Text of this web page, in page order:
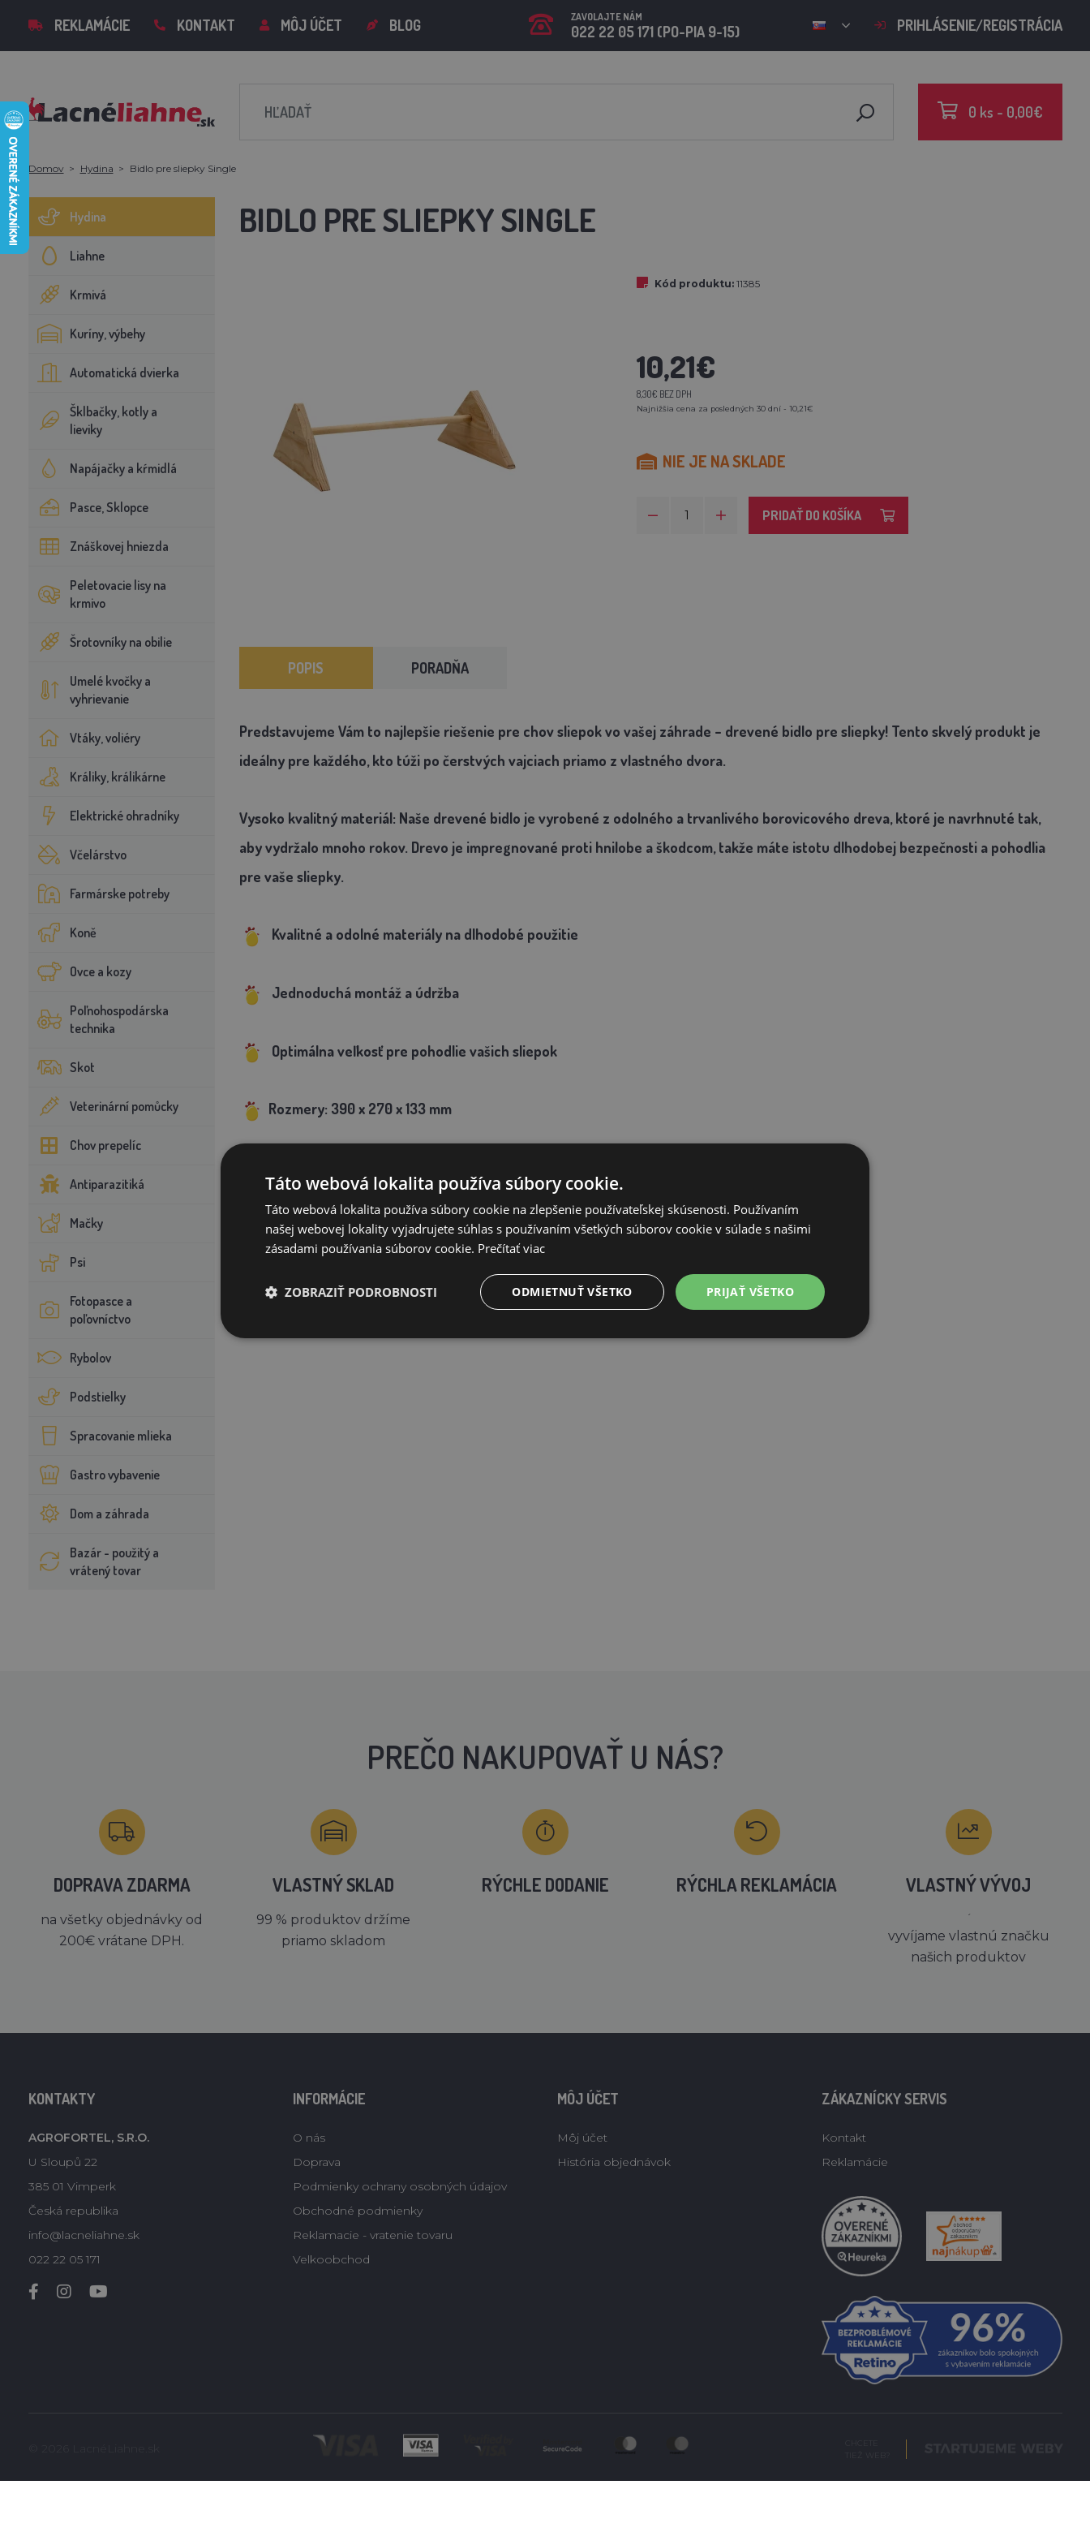
REKLAMÁCIE KONTAKT MÔJ ÚČET BLOG ZAVOLAJTE NÁM
022 22 05 171 (PO-PIA 9-15) PRIHLÁSENIE/REGISTRÁCIA
0 ks - 0,00€
Domov Hydina Bidlo pre sliepky Single
Hydina
Liahne
Krmivá
Kuríny, výbehy
Automatická dvierka
Šklbačky, kotly a
lieviky
Napájačky a kŕmidlá
Pasce, Sklopce
Znáškovej hniezda
Peletovacie lisy na
krmivo
Šrotovníky na obilie
Umelé kvočky a
vyhrievanie
Vtáky, voliéry
Králiky, králikárne
Elektrické ohradníky
Včelárstvo
Farmárske potreby
Koně
Ovce a kozy
Poľnohospodárska
technika
Skot
Veterinární pomůcky
Chov prepelíc
Antiparazitiká
Mačky
Psi
Fotopasce a
poľovníctvo
Rybolov
Podstielky
Spracovanie mlieka
Gastro vybavenie
Dom a záhrada
Bazár - použitý a
vrátený tovar
BIDLO PRE SLIEPKY SINGLE
Kód produktu: 11385
10,21€
8,30€ BEZ DPH
Najnižšia cena za posledných 30 dní - 10,21€
NIE JE NA SKLADE
PRIDAŤ DO KOŠÍKA
POPIS PORADŇA
Predstavujeme Vám to najlepšie riešenie pre chov sliepok vo vašej záhrade – drevené bidlo pre sliepky! Tento skvelý produkt je
ideálny pre každého, kto túži po čerstvých vajciach priamo z vlastného dvora.
Vysoko kvalitný materiál: Naše drevené bidlo je vyrobené z odolného a trvanlivého borovicového dreva, ktoré je navrhnuté tak,
aby vydržalo mnoho rokov. Drevo je impregnované proti hnilobe a škodcom, takže máte istotu dlhodobej bezpečnosti a pohodlia
pre vaše sliepky.
Kvalitné a odolné materiály na dlhodobé použitie
Jednoduchá montáž a údržba
Optimálna veľkosť pre pohodlie vašich sliepok
Rozmery: 390 x 270 x 133 mm
PREČO NAKUPOVAŤ U NÁS?
DOPRAVA ZDARMA
na všetky objednávky od
200€ vrátane DPH.
VLASTNÝ SKLAD
99 % produktov držíme
priamo skladom
RÝCHLE DODANIE RÝCHLA REKLAMÁCIA VLASTNÝ VÝVOJ
´
vyvíjame vlastnú značku
našich produktov
KONTAKTY
AGROFORTEL, S.R.O.
U Sloupů 22
385 01 Vimperk
Česká republika
info@lacneliahne.sk
022 22 05 171
INFORMÁCIE
O nás
Doprava
Podmienky ochrany osobných údajov
Obchodné podmienky
Reklamacie - vratenie tovaru
Velkoobchod
MÔJ ÚČET
Môj účet
História objednávok
ZÁKAZNÍCKY SERVIS
Kontakt
Reklamácie
Táto webová lokalita používa súbory cookie.
Táto webová lokalita používa súbory cookie na zlepšenie používateľskej skúsenosti. Používaním
našej webovej lokality vyjadrujete súhlas s používaním všetkých súborov cookie v súlade s našimi
zásadami používania súborov cookie. Prečítať viac
PRIJAŤ VŠETKO
ODMIETNUŤ VŠETKO
ZOBRAZIŤ PODROBNOSTI